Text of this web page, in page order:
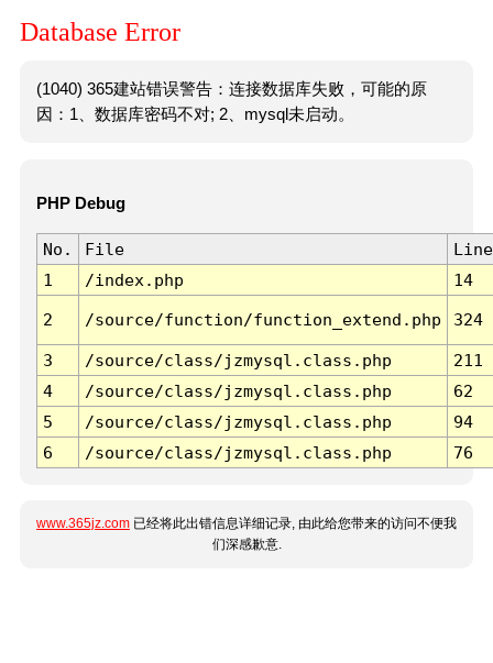
Database Error
(1040) 365建站错误警告：连接数据库失败，可能的原
因：1、数据库密码不对; 2、mysql未启动。
PHP Debug
No. File
Line
1
/index.php 14
2 /source/function/function_extend.php 324
3 /source/class/jzmysql.class.php
211
4
/source/class/jzmysql.class.php
62
5
/source/class/jzmysql.class.php
94
6
/source/class/jzmysql.class.php 76
www.365jz.com 已经将此出错信息详细记录, 由此给您带来的访问不便我
们深感歉意.